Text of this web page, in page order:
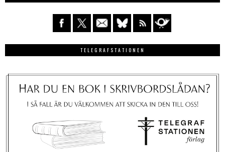
TELEGRAFSTATIONEN